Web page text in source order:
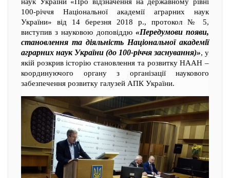
100-річчя Національної академії аграрних наук
України» від 14 березня 2018 р., протокол № 5,
виступив з науковою доповіддю «Передумови появи,
становлення та діяльність Національної академії
аграрних наук України (до 100-річчя заснування)», у
якій розкрив історію становлення та розвитку НААН –
координуючого органу з організації наукового
забезпечення розвитку галузей АПК України.